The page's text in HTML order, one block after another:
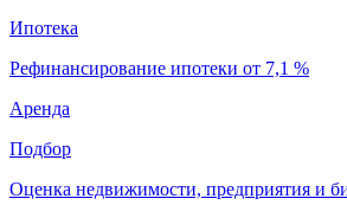
Ипотека
Рефинансирование ипотеки от 7,1 %
Аренда
Подбор
Оценка недвижимости, предприятия и